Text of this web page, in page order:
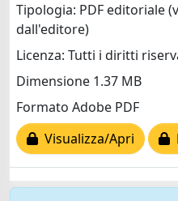
Tipologia: PDF editoriale
dall'editore)
Licenza: Tutti i diritti
Dimensione 1.37 MB
Formato Adobe PDF
Visualizza/Apri